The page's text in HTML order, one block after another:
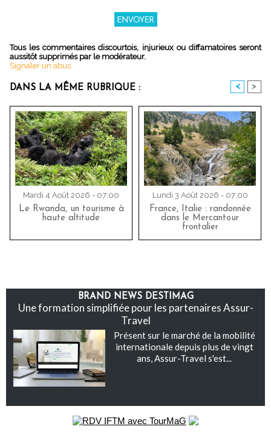
Tous les commentaires discourtois, injurieux ou diffamatoires seront
aussitôt supprimés par le modérateur.
Signaler un abus
DANS LA MÊME RUBRIQUE : < >
Mardi 4 Août 2026 - 07:00
Le Rwanda, un tourisme à
haute altitude
Lundi 3 Août 2026 - 07:00
France, Italie : randonnée
dans le Mercantour
frontalier
BRAND NEWS DESTIMAG
Une formation simplifiée pour les partenaires Assur-
Travel
Présent sur le marché de la mobilité
internationale depuis plus de vingt
ans, Assur-Travel s'est...